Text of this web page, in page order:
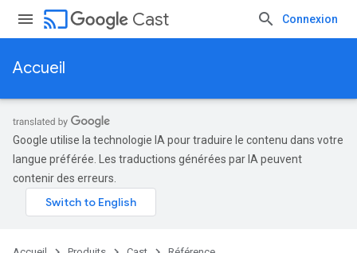
cast Cast Connexion
Accueil
Google utilise la technologie IA pour traduire le contenu dans votre
langue préférée. Les traductions générées par IA peuvent
contenir des erreurs.